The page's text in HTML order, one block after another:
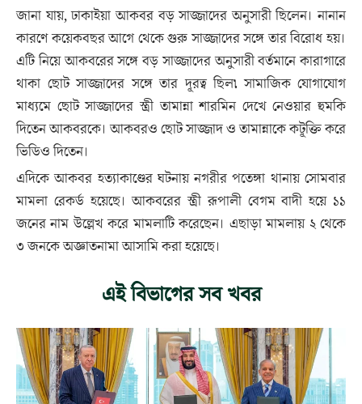
জানা যায়, ঢাকাইয়া আকবর বড় সাজ্জাদের অনুসারী ছিলেন। নানান
কারণে কয়েকবছর আগে থেকে গুরু সাজ্জাদের সঙ্গে তার বিরোধ হয়।
এটি নিয়ে আকবরের সঙ্গে বড় সাজ্জাদের অনুসারী বর্তমানে কারাগারে
থাকা ছোট সাজ্জাদের সঙ্গে তার দূরত্ব ছিল৷ সামাজিক যোগাযোগ
মাধ্যমে ছোট সাজ্জাদের স্ত্রী তামান্না শারমিন দেখে নেওয়ার হুমকি
দিতেন আকবরকে। আকবরও ছোট সাজ্জাদ ও তামান্নাকে কটূক্তি করে
ভিডিও দিতেন।
এদিকে আকবর হত্যাকাণ্ডের ঘটনায় নগরীর পতেঙ্গা থানায় সোমবার
মামলা রেকর্ড হয়েছে। আকবরের স্ত্রী রূপালী বেগম বাদী হয়ে ১১
জনের নাম উল্লেখ করে মামলাটি করেছেন। এছাড়া মামলায় ২ থেকে
৩ জনকে অজ্ঞাতনামা আসামি করা হয়েছে।
এই বিভাগের সব খবর